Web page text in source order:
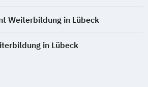
Weiterbildung in Lübeck
in Lübeck